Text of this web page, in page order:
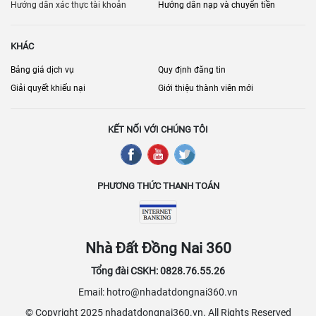
dẫn, tuy nhiên cần cân nhắc kỹ lưỡng các yếu tố như giá cả, vị trí,
Hướng dẫn xác thực tài khoản
Hướng dẫn nạp và chuyển tiền
KHÁC
Bảng giá dịch vụ
Quy định đăng tin
Giải quyết khiếu nại
Giới thiệu thành viên mới
KẾT NỐI VỚI CHÚNG TÔI
PHƯƠNG THỨC THANH TOÁN
Nhà Đất Đồng Nai 360
Tổng đài CSKH: 0828.76.55.26
Email: hotro@nhadatdongnai360.vn
© Copyright 2025 nhadatdongnai360.vn. All Rights Reserved